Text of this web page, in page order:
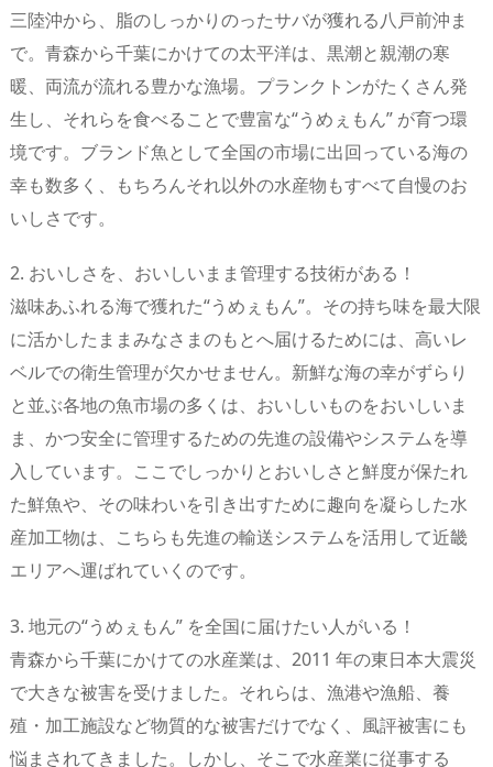
三陸沖から、脂のしっかりのったサバが獲れる八戸前沖ま
で。青森から千葉にかけての太平洋は、黒潮と親潮の寒
暖、両流が流れる豊かな漁場。プランクトンがたくさん発
生し、それらを食べることで豊富な“うめぇもん” が育つ環
境です。ブランド魚として全国の市場に出回っている海の
幸も数多く、もちろんそれ以外の水産物もすべて自慢のお
いしさです。
2. おいしさを、おいしいまま管理する技術がある！
滋味あふれる海で獲れた“うめぇもん”。その持ち味を最大限
に活かしたままみなさまのもとへ届けるためには、高いレ
ベルでの衛生管理が欠かせません。新鮮な海の幸がずらり
と並ぶ各地の魚市場の多くは、おいしいものをおいしいま
ま、かつ安全に管理するための先進の設備やシステムを導
入しています。ここでしっかりとおいしさと鮮度が保たれ
た鮮魚や、その味わいを引き出すために趣向を凝らした水
産加工物は、こちらも先進の輸送システムを活用して近畿
エリアへ運ばれていくのです。
3. 地元の“うめぇもん” を全国に届けたい人がいる！
青森から千葉にかけての水産業は、2011 年の東日本大震災
で大きな被害を受けました。それらは、漁港や漁船、養
殖・加工施設など物質的な被害だけでなく、風評被害にも
悩まされてきました。しかし、そこで水産業に従事する